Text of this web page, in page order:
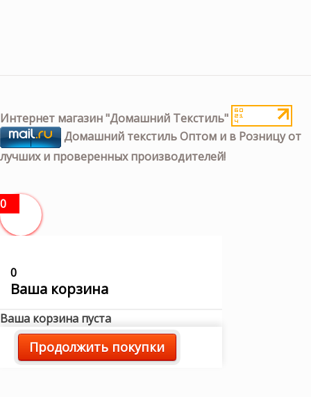
Интернет магазин "Домашний Текстиль"
Домашний текстиль Оптом и в Розницу от
лучших и проверенных производителей!
0
0
Ваша корзина
Ваша корзина пуста
Продолжить покупки